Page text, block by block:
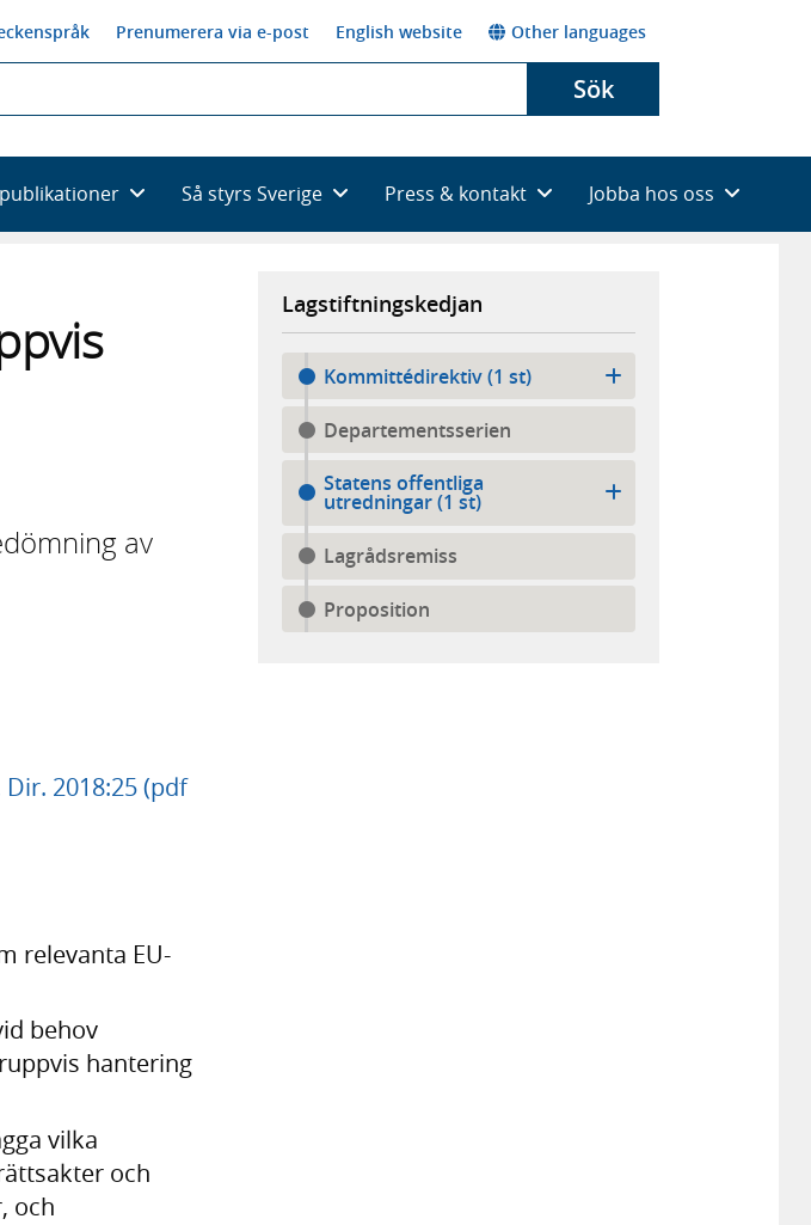
Prenumerera via e-post English website Other languages
Sök
Så styrs Sverige Press & kontakt Jobba hos oss
av
2018:25 (pdf
relevanta EU-
behov
hantering
vilka
och
och
Lagstiftningskedjan
Kommittédirektiv (1 st)
Departementsserien
Statens offentliga
utredningar (1 st)
Lagrådsremiss
Proposition